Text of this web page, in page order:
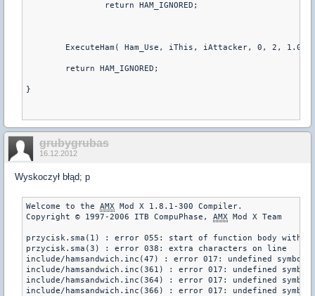
		return HAM_IGNORED;
ExecuteHam( Ham_Use, iThis, iAttacker, 0, 2, 1.0
	return HAM_IGNORED;
}
grubygrubas
16.12.2012
Wyskoczył błąd; p
Welcome to the AMX Mod X 1.8.1-300 Compiler.
Copyright © 1997-2006 ITB CompuPhase, AMX Mod X Team
przycisk.sma(1) : error 055: start of function body
przycisk.sma(3) : error 038: extra characters on line
include/hamsandwich.inc(47) : error 017: undefined symbol
include/hamsandwich.inc(361) : error 017: undefined
include/hamsandwich.inc(364) : error 017: undefined
include/hamsandwich.inc(366) : error 017: undefined